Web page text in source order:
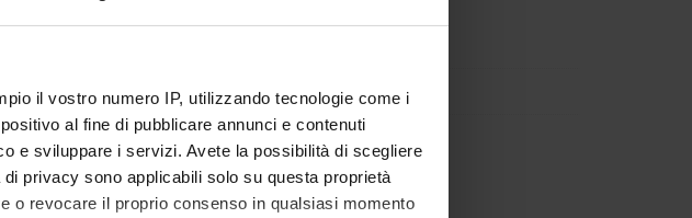
il vostro numero IP, utilizzando tecnologie come i
al fine di pubblicare annunci e contenuti
e sviluppare i servizi. Avete la possibilità di scegliere
privacy sono applicabili solo su questa proprietà
o revocare il proprio consenso in qualsiasi momento